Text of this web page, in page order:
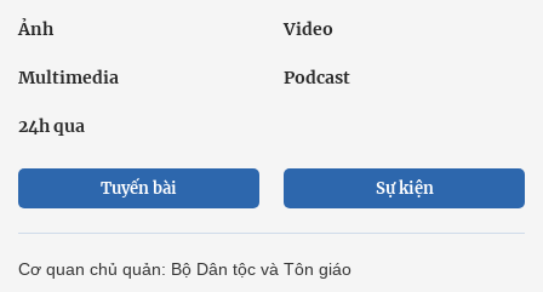
Ảnh Video
Multimedia Podcast
24h qua
Tuyến bài Sự kiện
Cơ quan chủ quản: Bộ Dân tộc và Tôn giáo